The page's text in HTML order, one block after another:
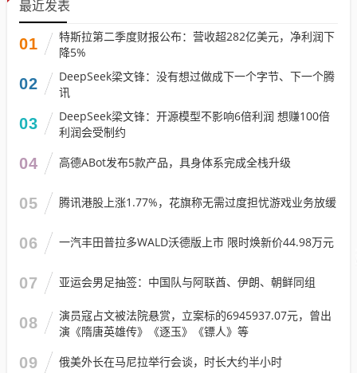
最近发表
01
特斯拉第二季度财报公布：营收超282亿美元，净利润下
降5%
02
DeepSeek梁文锋：没有想过做成下一个字节、下一个腾
讯
03
DeepSeek梁文锋：开源模型不影响6倍利润 想赚100倍
利润会受制约
04 高德ABot发布5款产品，具身体系完成全栈升级
05 腾讯港股上涨1.77%，花旗称无需过度担忧游戏业务放缓
06 一汽丰田普拉多WALD沃德版上市 限时焕新价44.98万元
07 亚运会男足抽签：中国队与阿联酋、伊朗、朝鲜同组
08
演员寇占文被法院悬赏，立案标的6945937.07元，曾出
演《隋唐英雄传》《逐玉》《镖人》等
09 俄美外长在马尼拉举行会谈，时长大约半小时